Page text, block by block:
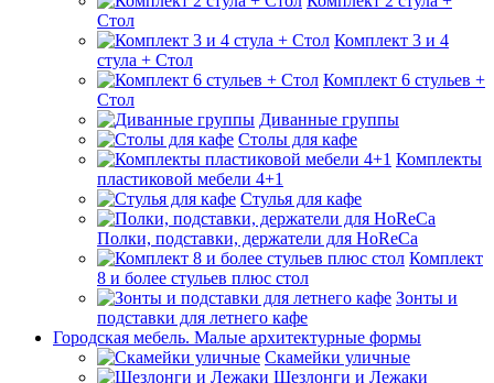
Стол
Комплект 3 и 4
стула + Стол
Комплект 6 стульев +
Стол
Диванные группы
Столы для кафе
Комплекты
пластиковой мебели 4+1
Стулья для кафе
Полки, подставки, держатели для HoReCa
Комплект
8 и более стульев плюс стол
Зонты и
подставки для летнего кафе
Городская мебель. Малые архитектурные формы
Скамейки уличные
Шезлонги и Лежаки